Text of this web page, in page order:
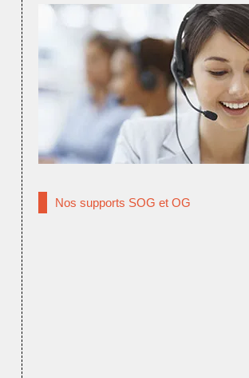
Nos supports SOG et OG